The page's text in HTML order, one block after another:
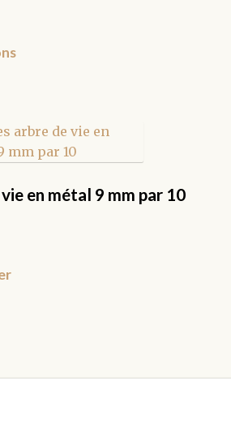
du
Ce
variations.
Les
peuvent
en métal 9 mm par 10